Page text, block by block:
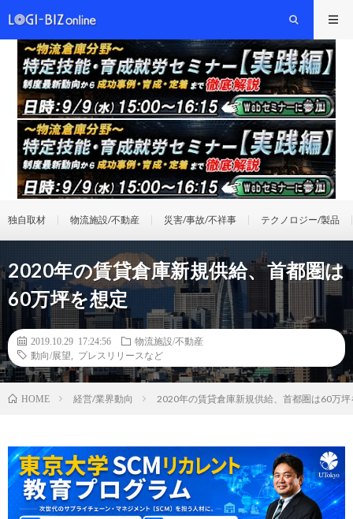
独自取材 物流施設/不動産 災害/事故/不祥事 テクノロジー/製品
2020年の賃貸倉庫新規供給、首都圏は
60万坪を想定
2019.10.29 17:24:56
物流施設/不動産
動向/展望
プレスリリースなど
HOME 経営/業界動向 2020年の賃貸倉庫新規供給、首都圏は60万坪